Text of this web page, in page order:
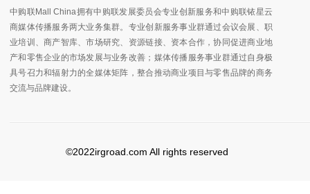
中购联Mall China拥有中购联发展委员会专业创新服务和中购联铱星云
商媒体传播服务两大业务集群。专业创新服务事业群通过会议会展、职
业培训、商产智库、市场研究、资源链接、资本合作，协同促进商业地
产和零售企业的市场发展与业务改善；媒体传播服务事业群通过自身极
具号召力和辐射力的全媒体矩阵，整合推动商业项目与零售品牌的商务
交流与品牌建设。
©2022irgroad.com All rights reserved